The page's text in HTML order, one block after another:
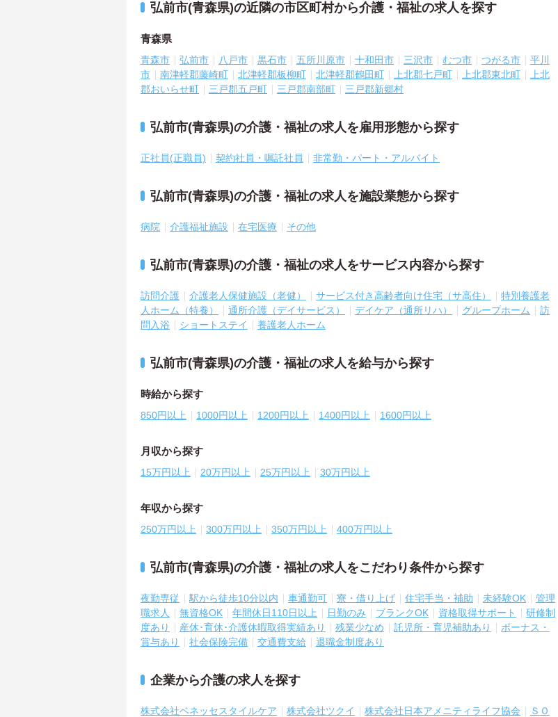
弘前市(青森県)の近隣の市区町村から介護・福祉の求人を探す
青森県
青森市 弘前市 八戸市 黒石市 五所川原市 十和田市 三沢市 むつ市 つがる市
平川
市
南津軽郡藤崎町 北津軽郡板柳町 北津軽郡鶴田町 上北郡七戸町 上北郡東北町
上北
郡おいらせ町
三戸郡五戸町 三戸郡南部町 三戸郡新郷村
弘前市(青森県)の介護・福祉の求人を雇用形態から探す
正社員(正職員) 契約社員・嘱託社員 非常勤・パート・アルバイト
弘前市(青森県)の介護・福祉の求人を施設業態から探す
病院 介護福祉施設 在宅医療 その他
弘前市(青森県)の介護・福祉の求人をサービス内容から探す
訪問介護 介護老人保健施設（老健） サービス付き高齢者向け住宅（サ高住）
特別養護老
人ホーム（特養）
通所介護（デイサービス） デイケア（通所リハ） グループホーム
訪
問入浴
ショートステイ 養護老人ホーム
弘前市(青森県)の介護・福祉の求人を給与から探す
時給から探す
850円以上 1000円以上 1200円以上 1400円以上 1600円以上
月収から探す
15万円以上 20万円以上 25万円以上 30万円以上
年収から探す
250万円以上 300万円以上 350万円以上 400万円以上
弘前市(青森県)の介護・福祉の求人をこだわり条件から探す
夜勤専従 駅から徒歩10分以内 車通勤可 寮・借り上げ 住宅手当・補助 未経験OK
管理
職求人
無資格OK 年間休日110日以上 日勤のみ ブランクOK 資格取得サポート
研修制
度あり
産休･育休･介護休暇取得実績あり 残業少なめ 託児所・育児補助あり
ボーナス・
賞与あり
社会保険完備 交通費支給 退職金制度あり
企業から介護の求人を探す
株式会社ベネッセスタイルケア 株式会社ツクイ 株式会社日本アメニティライフ協会 ＳＯ